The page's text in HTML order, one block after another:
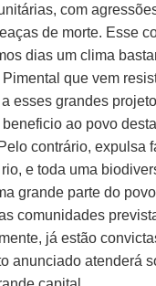
com
de morte. Esse
dias um clima
que vem
esses grandes
ao povo
contrário, expulsa
e toda uma
grande parte do
comunidades
já estão
anunciado atenderá